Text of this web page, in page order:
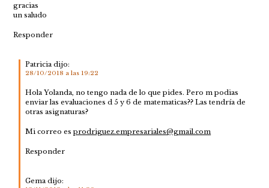
gracias
un saludo
Responder
Patricia dijo:
28/10/2018 a las 19:22
Hola Yolanda, no tengo nada de lo que pides. Pero m podias
enviar las evaluaciones d 5 y 6 de matematicas?? Las tendría de
otras asignaturas?
Mi correo esprodriguez.empresariales@gmail.com
Responder
Gema dijo: